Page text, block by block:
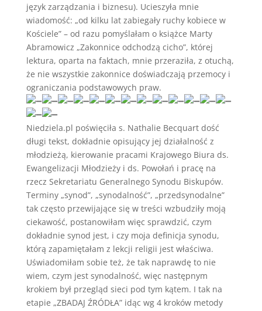
język zarządzania i biznesu). Ucieszyła mnie
wiadomość: „od kilku lat zabiegały ruchy kobiece w
Kościele” – od razu pomyślałam o książce Marty
Abramowicz „Zakonnice odchodzą cicho”, której
lektura, oparta na faktach, mnie przeraziła, z otuchą,
że nie wszystkie zakonnice doświadczają przemocy i
ograniczania podstawowych praw.
Niedziela.pl poświęciła s. Nathalie Becquart dość
długi tekst, dokładnie opisujący jej działalność z
młodzieżą, kierowanie pracami Krajowego Biura ds.
Ewangelizacji Młodzieży i ds. Powołań i pracę na
rzecz Sekretariatu Generalnego Synodu Biskupów.
Terminy „synod”, „synodalność”, „przedsynodalne”
tak często przewijające się w treści wzbudziły moją
ciekawość, postanowiłam więc sprawdzić, czym
dokładnie synod jest, i czy moja definicja synodu,
którą zapamiętałam z lekcji religii jest właściwa.
Uświadomiłam sobie też, że tak naprawdę to nie
wiem, czym jest synodalność, więc następnym
krokiem był przegląd sieci pod tym kątem. I tak na
etapie „ZBADAJ ŹRÓDŁA” idąc wg 4 kroków metody